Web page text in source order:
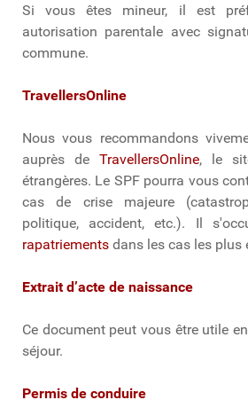
Si vous êtes mineur, il est
autorisation parentale avec
commune.
TravellersOnline
Nous vous recommandons
auprès de TravellersOnline, le
étrangères. Le SPF pourra vous
cas de crise majeure
politique, accident, etc.). Il
rapatriements dans les cas les plus
Extrait d’acte de naissance
Ce document peut vous être utile
séjour.
Permis de conduire